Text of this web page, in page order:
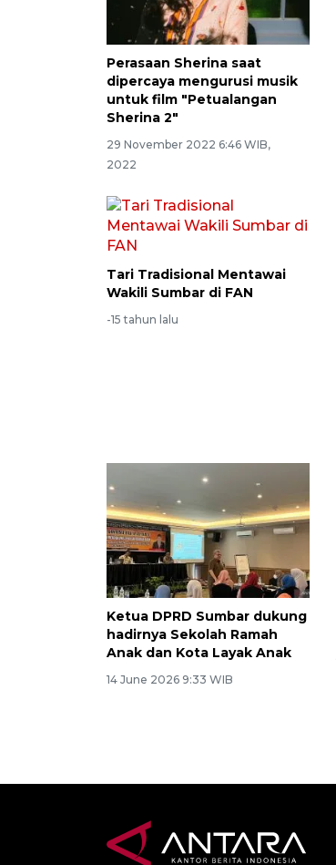
Perasaan Sherina saat
dipercaya mengurusi musik
untuk film "Petualangan
Sherina 2"
29 November 2022 6:46 WIB,
2022
Tari Tradisional Mentawai
Wakili Sumbar di FAN
-15 tahun lalu
Ketua DPRD Sumbar dukung
hadirnya Sekolah Ramah
Anak dan Kota Layak Anak
14 June 2026 9:33 WIB